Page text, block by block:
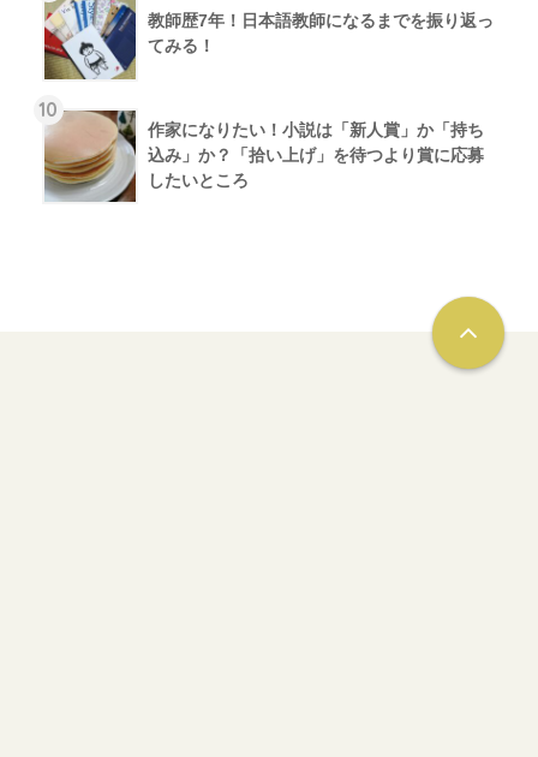
教師歴7年！日本語教師になるまでを振り返っ
てみる！
10
作家になりたい！小説は「新人賞」か「持ち
込み」か？「拾い上げ」を待つより賞に応募
したいところ